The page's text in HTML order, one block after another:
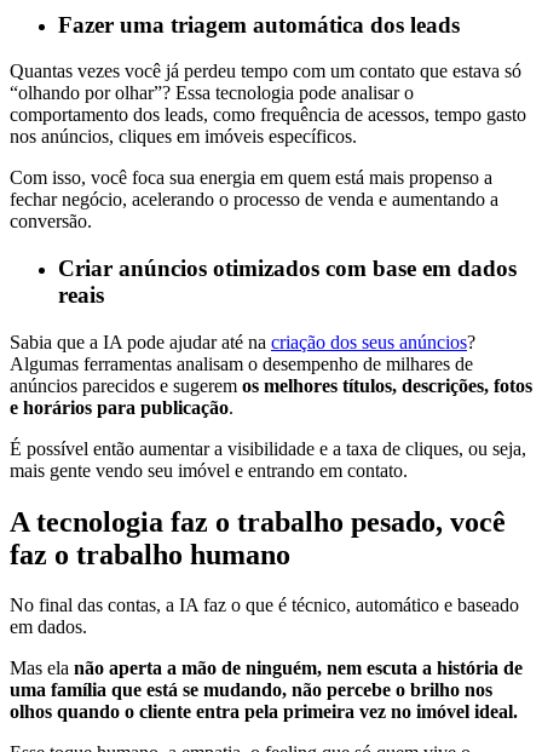
Fazer uma triagem automática dos leads
Quantas vezes você já perdeu tempo com um contato que estava só
“olhando por olhar”? Essa tecnologia pode analisar o
comportamento dos leads, como frequência de acessos, tempo gasto
nos anúncios, cliques em imóveis específicos.
Com isso, você foca sua energia em quem está mais propenso a
fechar negócio, acelerando o processo de venda e aumentando a
conversão.
Criar anúncios otimizados com base em dados
reais
Sabia que a IA pode ajudar até na criação dos seus anúncios?
Algumas ferramentas analisam o desempenho de milhares de
anúncios parecidos e sugerem os melhores títulos, descrições, fotos
e horários para publicação.
É possível então aumentar a visibilidade e a taxa de cliques, ou seja,
mais gente vendo seu imóvel e entrando em contato.
A tecnologia faz o trabalho pesado, você
faz o trabalho humano
No final das contas, a IA faz o que é técnico, automático e baseado
em dados.
Mas ela não aperta a mão de ninguém, nem escuta a história de
uma família que está se mudando, não percebe o brilho nos
olhos quando o cliente entra pela primeira vez no imóvel ideal.